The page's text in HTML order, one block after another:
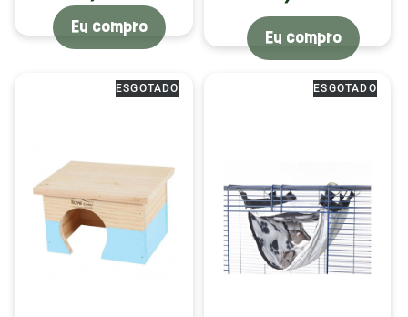
Eu compro
Eu compro
ESGOTADO ESGOTADO